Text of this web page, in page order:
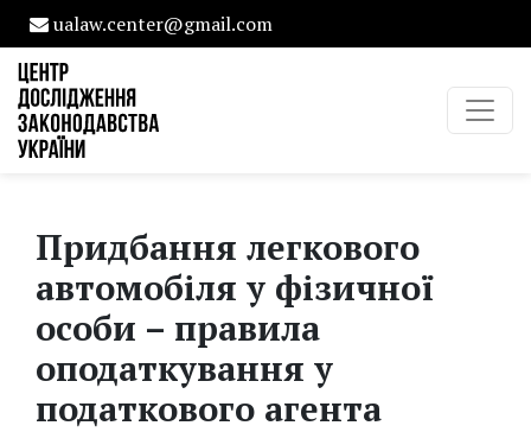
ualaw.center@gmail.com
Придбання легкового
автомобіля у фізичної
особи – правила
оподаткування у
податкового агента